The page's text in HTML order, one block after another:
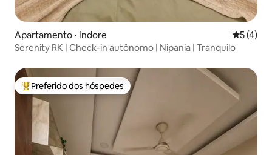
Apartamento ⋅ Indore 5 de
5 (4)
Serenity RK | Check-in autônomo | Nipania | Tranquilo
Entre os melhores preferidos dos hóspedes
Preferido dos hóspedes